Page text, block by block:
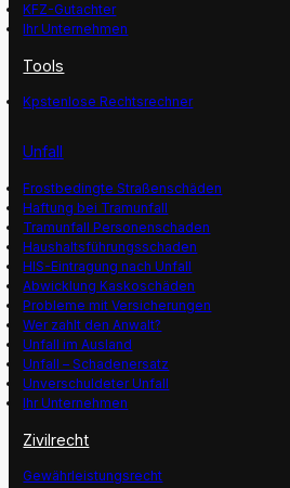
KFZ-Gutachter
Ihr Unternehmen
Tools
Kpstenlose Rechtsrechner
Unfall
Frostbedingte Straßenschäden
Haftung bei Tramunfall
Tramunfall Personenschaden
Haushaltsführungsschaden
HIS-Eintragung nach Unfall
Abwicklung Kaskoschäden
Probleme mit Versicherungen
Wer zahlt den Anwalt?
Unfall im Ausland
Unfall – Schadenersatz
Unverschuldeter Unfall
Ihr Unternehmen
Zivilrecht
Gewährleistungsrecht